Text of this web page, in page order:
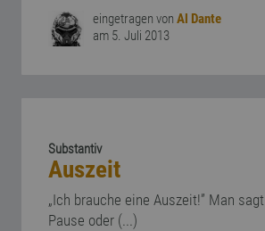
eingetragen vonAl Dante
am 5. Juli 2013
Substantiv
Auszeit
„Ich brauche eine Auszeit!” Man
Pause oder (...)